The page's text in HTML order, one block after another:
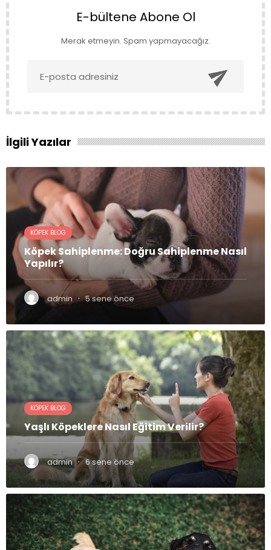
E-bültene Abone Ol
Merak etmeyin. Spam yapmayacağız.

İlgili Yazılar
KÖPEK BLOG
Köpek Sahiplenme: Doğru Sahiplenme Nasıl
Yapılır?
admin · 5 sene önce
KÖPEK BLOG
Yaşlı Köpeklere Nasıl Eğitim Verilir?
admin · 6 sene önce